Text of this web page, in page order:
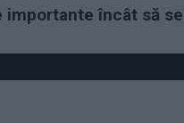
încât să